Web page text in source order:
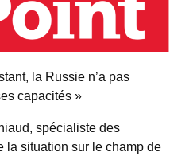
la Russie n’a pas
capacités »
spécialiste des
la situation sur le champ de